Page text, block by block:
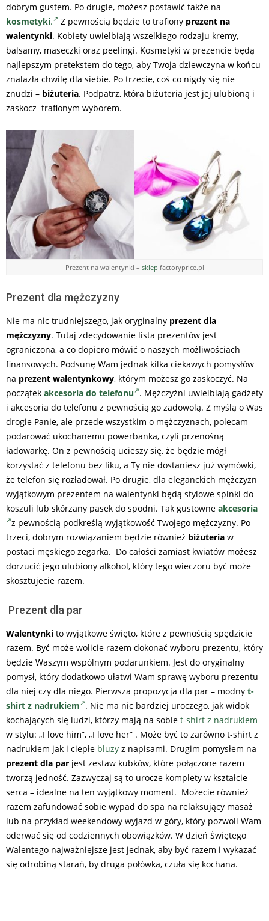
dobrym gustem. Po drugie, możesz postawić także na
kosmetyki. Z pewnością będzie to trafiony prezent na
walentynki. Kobiety uwielbiają wszelkiego rodzaju kremy,
balsamy, maseczki oraz peelingi. Kosmetyki w prezencie będą
najlepszym pretekstem do tego, aby Twoja dziewczyna w końcu
znalazła chwilę dla siebie. Po trzecie, coś co nigdy się nie
znudzi – biżuteria. Podpatrz, która biżuteria jest jej ulubioną i
zaskocz trafionym wyborem.
Prezent na walentynki – sklep factoryprice.pl
Prezent dla mężczyzny
Nie ma nic trudniejszego, jak oryginalny prezent dla
mężczyzny. Tutaj zdecydowanie lista prezentów jest
ograniczona, a co dopiero mówić o naszych możliwościach
finansowych. Podsunę Wam jednak kilka ciekawych pomysłów
na prezent walentynkowy, którym możesz go zaskoczyć. Na
początek akcesoria do telefonu . Mężczyźni uwielbiają gadżety
i akcesoria do telefonu z pewnością go zadowolą. Z myślą o Was
drogie Panie, ale przede wszystkim o mężczyznach, polecam
podarować ukochanemu powerbanka, czyli przenośną
ładowarkę. On z pewnością ucieszy się, że będzie mógł
korzystać z telefonu bez liku, a Ty nie dostaniesz już wymówki,
że telefon się rozładował. Po drugie, dla eleganckich mężczyzn
wyjątkowym prezentem na walentynki będą stylowe spinki do
koszuli lub skórzany pasek do spodni. Tak gustowne akcesoria
z pewnością podkreślą wyjątkowość Twojego mężczyzny. Po
trzeci, dobrym rozwiązaniem będzie również biżuteria w
postaci męskiego zegarka. Do całości zamiast kwiatów możesz
dorzucić jego ulubiony alkohol, który tego wieczoru być może
skosztujecie razem.
Prezent dla par
Walentynki to wyjątkowe święto, które z pewnością spędzicie
razem. Być może wolicie razem dokonać wyboru prezentu, który
będzie Waszym wspólnym podarunkiem. Jest do oryginalny
pomysł, który dodatkowo ułatwi Wam sprawę wyboru prezentu
dla niej czy dla niego. Pierwsza propozycja dla par – modny t-
shirt z nadrukiem . Nie ma nic bardziej uroczego, jak widok
kochających się ludzi, którzy mają na sobie t-shirt z nadrukiem
w stylu: „I love him”, „I love her” . Może być to zarówno t-shirt z
nadrukiem jak i ciepłe bluzy z napisami. Drugim pomysłem na
prezent dla par jest zestaw kubków, które połączone razem
tworzą jedność. Zazwyczaj są to urocze komplety w kształcie
serca – idealne na ten wyjątkowy moment. Możecie również
razem zafundować sobie wypad do spa na relaksujący masaż
lub na przykład weekendowy wyjazd w góry, który pozwoli Wam
oderwać się od codziennych obowiązków. W dzień Świętego
Walentego najważniejsze jest jednak, aby być razem i wykazać
się odrobiną starań, by druga połówka, czuła się kochana.